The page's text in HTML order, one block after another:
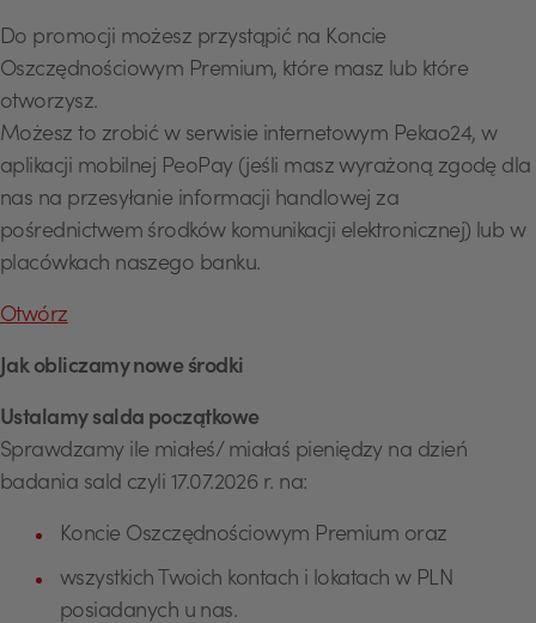
Do promocji możesz przystąpić na Koncie
Oszczędnościowym Premium, które masz lub które
otworzysz.
Możesz to zrobić w serwisie internetowym Pekao24, w
aplikacji mobilnej PeoPay (jeśli masz wyrażoną zgodę dla
nas na przesyłanie informacji handlowej za
pośrednictwem środków komunikacji elektronicznej) lub w
placówkach naszego banku.
Otwórz
Jak obliczamy nowe środki
Ustalamy salda początkowe
Sprawdzamy ile miałeś/ miałaś pieniędzy na dzień
badania sald czyli 17.07.2026 r. na:
Koncie Oszczędnościowym Premium oraz
wszystkich Twoich kontach i lokatach w PLN
posiadanych u nas.